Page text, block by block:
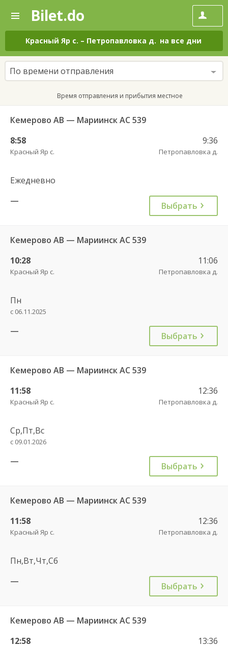
—
Поиск
и
покупка
билетов
на
автобус
онлайн
Bilet.do
Красный Яр с. – Петропавловка д. на все дни
По времени отправления
Время отправления и прибытия местное
Кемерово АВ — Мариинск АС 539
8:58
Красный Яр с.
9:36
Петропавловка д.
Ежедневно
—
Выбрать
Кемерово АВ — Мариинск АС 539
10:28
Красный Яр с.
11:06
Петропавловка д.
Пн
с 06.11.2025
— Выбрать
Кемерово АВ — Мариинск АС 539
11:58
Красный Яр с.
12:36
Петропавловка д.
Ср,Пт,Вс
с 09.01.2026
— Выбрать
Кемерово АВ — Мариинск АС 539
11:58
Красный Яр с.
12:36
Петропавловка д.
Пн,Вт,Чт,Сб
—
Выбрать
Кемерово АВ — Мариинск АС 539
12:58
13:36